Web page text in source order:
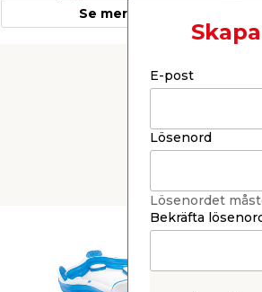
Se mer
E-post
Lösenord
Lösenordet
Bekräfta